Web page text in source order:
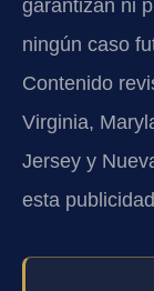
garantizan ni
ningún caso
Contenido
Virginia,
Jersey y
esta